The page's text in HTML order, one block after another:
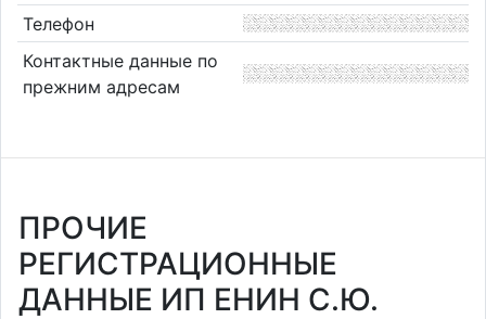
Телефон
Контактные данные по
прежним адресам
ПРОЧИЕ
РЕГИСТРАЦИОННЫЕ
ДАННЫЕ ИП ЕНИН С.Ю.